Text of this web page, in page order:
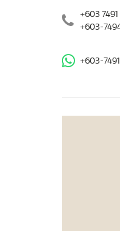
+603 7491
+603-
+603-7491